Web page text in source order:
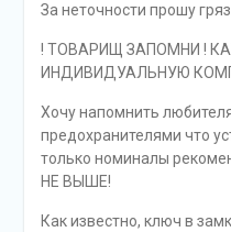
За неточности прошу
! ТОВАРИЩ ЗАПОМНИ !
ИНДИВИДУАЛЬНУЮ
Хочу напомнить
предохранителями что
только номиналы
НЕ ВЫШЕ!
Как известно, ключ в